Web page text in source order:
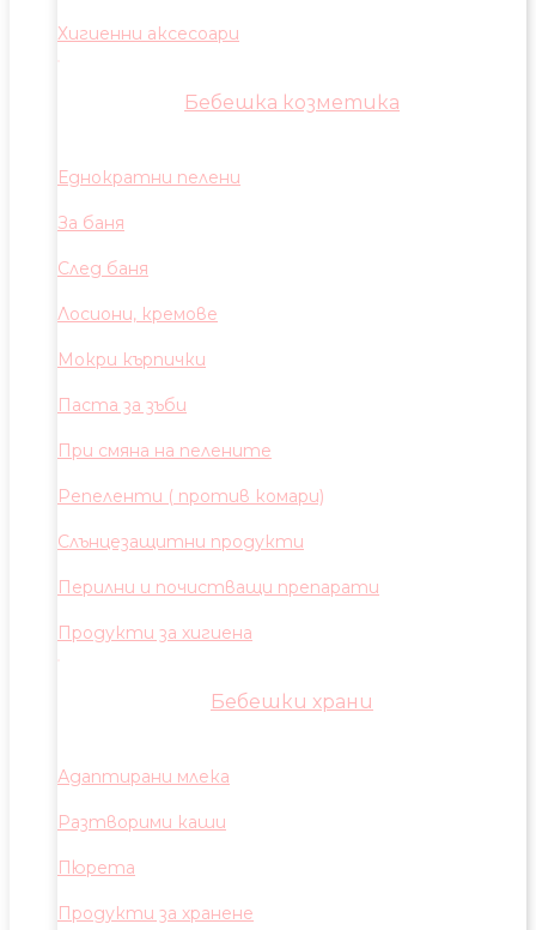
Хигиенни аксесоари
Бебешка козметика
Еднократни пелени
За баня
След баня
Лосиони, кремове
Мокри кърпички
Паста за зъби
При смяна на пелените
Репеленти ( против комари)
Слънцезащитни продукти
Перилни и почистващи препарати
Продукти за хигиена
Бебешки храни
Адаптирани млека
Разтворими каши
Пюрета
Продукти за хранене